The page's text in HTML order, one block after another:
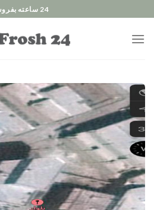
to
content
24 ساعته بفروش